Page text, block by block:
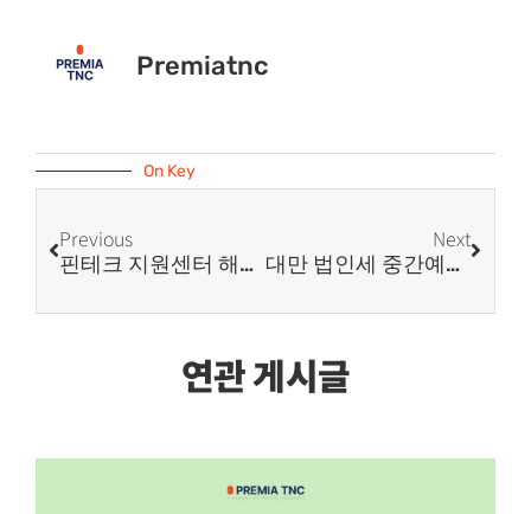
Premiatnc
On Key
Previous
핀테크 지원센터 해외 진출 컨설팅 프로그램
Next
대만 법인세 중간예납이란? 자주 묻는 질문 총정리
연관 게시글